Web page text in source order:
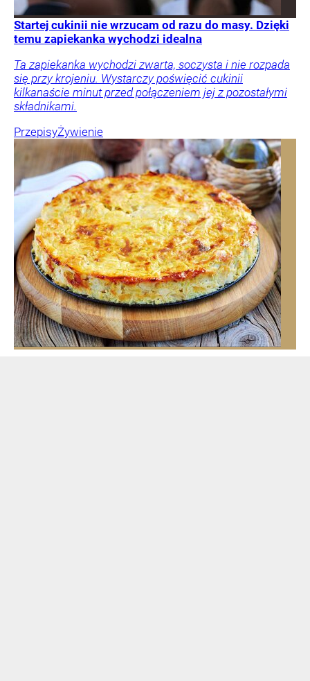
Startej cukinii nie wrzucam od razu do masy. Dzięki
temu zapiekanka wychodzi idealna
Ta zapiekanka wychodzi zwarta, soczysta i nie rozpada
się przy krojeniu. Wystarczy poświęcić cukinii
kilkanaście minut przed połączeniem jej z pozostałymi
składnikami.
PrzepisyŻywienie